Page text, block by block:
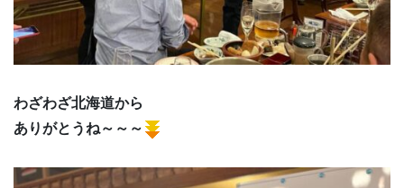
わざわざ北海道から
ありがとうね～～～